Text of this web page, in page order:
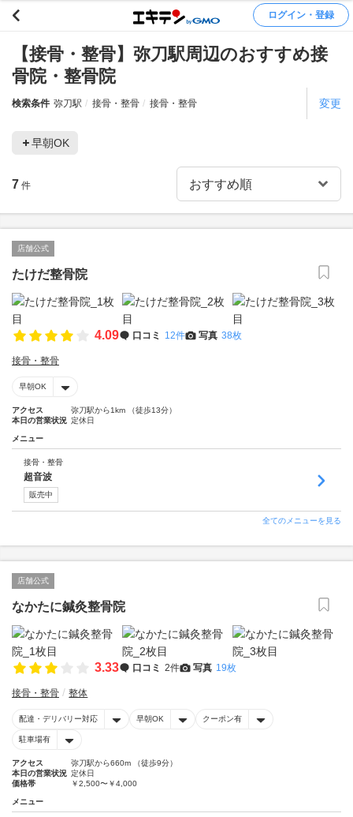
ログイン・登録
【接骨・整骨】弥刀駅周辺のおすすめ接
骨院・整骨院
検索条件 弥刀駅 接骨・整骨 接骨・整骨 変更
早朝OK
7 件
店舗公式
たけだ整骨院
4.09 口コミ 12件 写真 38枚
接骨・整骨
早朝OK
アクセス
弥刀駅から1km （徒歩13分）
本日の営業状況 定休日
メニュー
接骨・整骨
超音波
販売中
全てのメニューを見る
店舗公式
なかたに鍼灸整骨院
3.33 口コミ 2件 写真 19枚
接骨・整骨 整体
配達・デリバリー対応 早朝OK クーポン有
駐車場有
アクセス
弥刀駅から660m （徒歩9分）
本日の営業状況 定休日
価格帯
￥2,500〜￥4,000
メニュー